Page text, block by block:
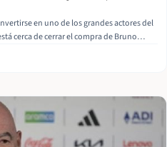
en uno de los grandes actores del
cerca de cerrar el compra de Bruno
Read More